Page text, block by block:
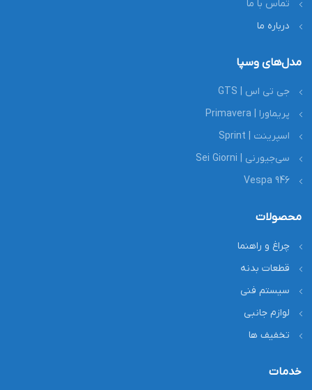
تماس با ما
درباره ما
مدل‌های وسپا
جی تی اس | GTS
پریماورا | Primavera
اسپرینت | Sprint
سی‌جیورنی | Sei Giorni
Vespa 946
محصولات
چراغ و راهنما
قطعات بدنه
سیستم فنی
لوازم جانبی
تخفیف ها
خدمات